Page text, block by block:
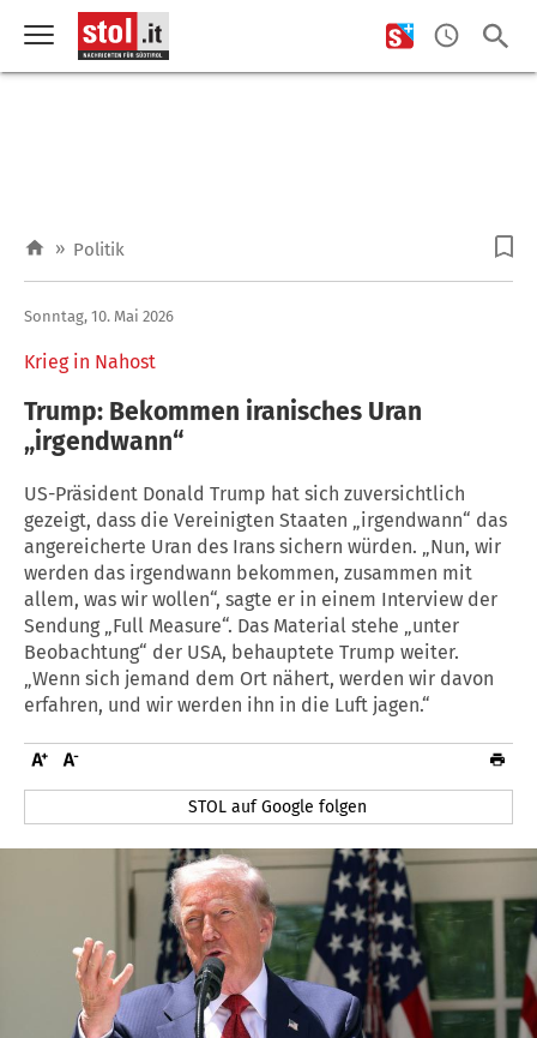
» Politik
Krieg in Nahost
Sonntag, 10. Mai 2026
Trump: Bekommen iranisches Uran
„irgendwann“
US-Präsident Donald Trump hat sich zuversichtlich
gezeigt, dass die Vereinigten Staaten „irgendwann“ das
angereicherte Uran des Irans sichern würden. „Nun, wir
werden das irgendwann bekommen, zusammen mit
allem, was wir wollen“, sagte er in einem Interview der
Sendung „Full Measure“. Das Material stehe „unter
Beobachtung“ der USA, behauptete Trump weiter.
„Wenn sich jemand dem Ort nähert, werden wir davon
erfahren, und wir werden ihn in die Luft jagen.“
STOL auf Google folgen